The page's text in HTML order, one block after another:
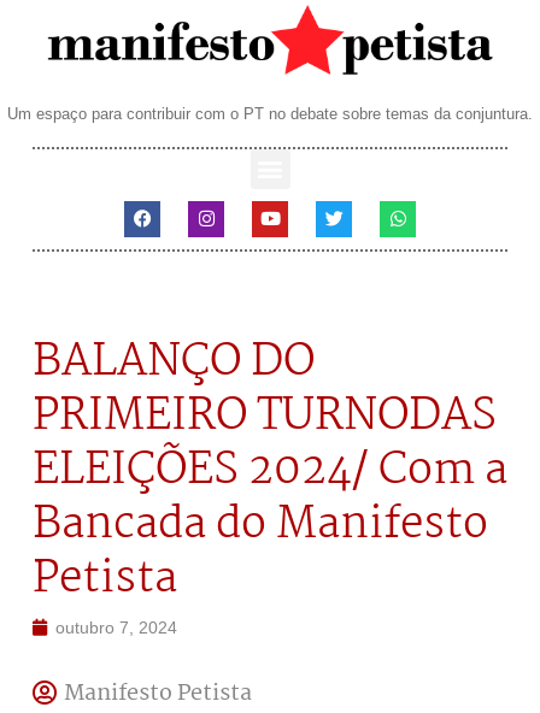
Um espaço para contribuir com o PT no debate sobre temas da conjuntura.
BALANÇO DO
PRIMEIRO TURNODAS
ELEIÇÕES 2024/ Com a
Bancada do Manifesto
Petista
outubro 7, 2024
Manifesto Petista